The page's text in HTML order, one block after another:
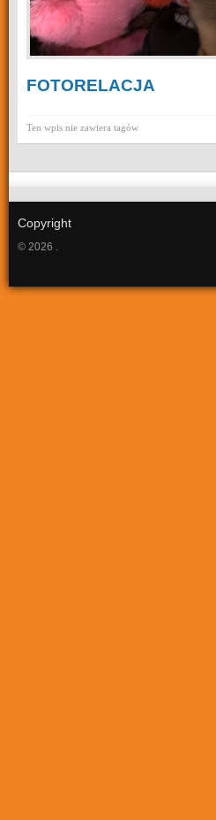
FOTORELACJA
Ten wpis nie zawiera tagów
Copyright
© 2026 .